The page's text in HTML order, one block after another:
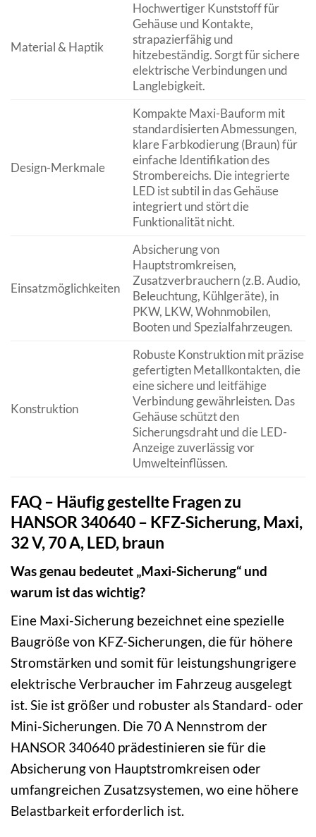
Material & Haptik
Hochwertiger Kunststoff für
Gehäuse und Kontakte,
strapazierfähig und
hitzebeständig. Sorgt für sichere
elektrische Verbindungen und
Langlebigkeit.
Design-Merkmale
Kompakte Maxi-Bauform mit
standardisierten Abmessungen,
klare Farbkodierung (Braun) für
einfache Identifikation des
Strombereichs. Die integrierte
LED ist subtil in das Gehäuse
integriert und stört die
Funktionalität nicht.
Einsatzmöglichkeiten
Absicherung von
Hauptstromkreisen,
Zusatzverbrauchern (z.B. Audio,
Beleuchtung, Kühlgeräte), in
PKW, LKW, Wohnmobilen,
Booten und Spezialfahrzeugen.
Konstruktion
Robuste Konstruktion mit präzise
gefertigten Metallkontakten, die
eine sichere und leitfähige
Verbindung gewährleisten. Das
Gehäuse schützt den
Sicherungsdraht und die LED-
Anzeige zuverlässig vor
Umwelteinflüssen.
FAQ – Häufig gestellte Fragen zu
HANSOR 340640 – KFZ-Sicherung, Maxi,
32 V, 70 A, LED, braun
Was genau bedeutet „Maxi-Sicherung“ und
warum ist das wichtig?
Eine Maxi-Sicherung bezeichnet eine spezielle
Baugröße von KFZ-Sicherungen, die für höhere
Stromstärken und somit für leistungshungrigere
elektrische Verbraucher im Fahrzeug ausgelegt
ist. Sie ist größer und robuster als Standard- oder
Mini-Sicherungen. Die 70 A Nennstrom der
HANSOR 340640 prädestinieren sie für die
Absicherung von Hauptstromkreisen oder
umfangreichen Zusatzsystemen, wo eine höhere
Belastbarkeit erforderlich ist.